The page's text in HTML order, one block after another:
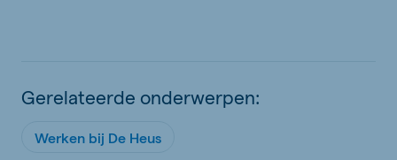
Gerelateerde onderwerpen:
Werken bij De Heus